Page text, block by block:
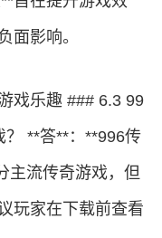
面影响。
戏乐趣 ### 6.3 99
？ **答**：**996传
主流传奇游戏，但
玩家在下载前查看